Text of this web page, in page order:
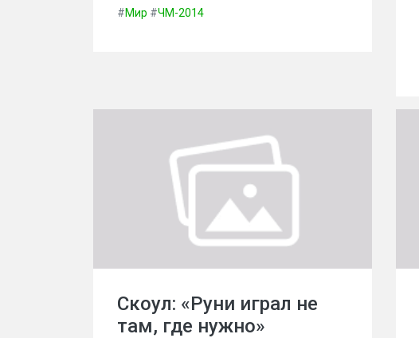
#Мир #ЧМ-2014
Скоул: «Руни играл не
там, где нужно»